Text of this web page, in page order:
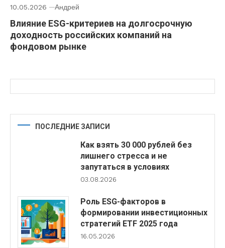
10.05.2026 Андрей
Влияние ESG-критериев на долгосрочную
доходность российских компаний на
фондовом рынке
ПОСЛЕДНИЕ ЗАПИСИ
Как взять 30 000 рублей без
лишнего стресса и не
запутаться в условиях
03.08.2026
Роль ESG-факторов в
формировании инвестиционных
стратегий ETF 2025 года
16.05.2026